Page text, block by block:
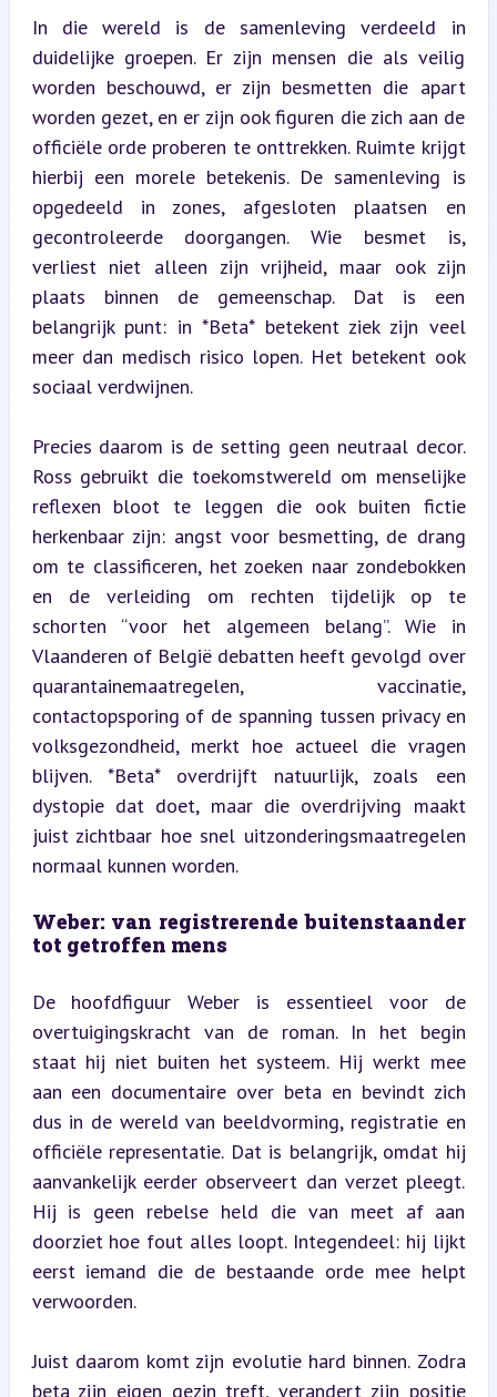
In die wereld is de samenleving verdeeld in
duidelijke groepen. Er zijn mensen die als veilig
worden beschouwd, er zijn besmetten die apart
worden gezet, en er zijn ook figuren die zich aan de
officiële orde proberen te onttrekken. Ruimte krijgt
hierbij een morele betekenis. De samenleving is
opgedeeld in zones, afgesloten plaatsen en
gecontroleerde doorgangen. Wie besmet is,
verliest niet alleen zijn vrijheid, maar ook zijn
plaats binnen de gemeenschap. Dat is een
belangrijk punt: in *Beta* betekent ziek zijn veel
meer dan medisch risico lopen. Het betekent ook
sociaal verdwijnen.
Precies daarom is de setting geen neutraal decor.
Ross gebruikt die toekomstwereld om menselijke
reflexen bloot te leggen die ook buiten fictie
herkenbaar zijn: angst voor besmetting, de drang
om te classificeren, het zoeken naar zondebokken
en de verleiding om rechten tijdelijk op te
schorten “voor het algemeen belang”. Wie in
Vlaanderen of België debatten heeft gevolgd over
quarantainemaatregelen, vaccinatie,
contactopsporing of de spanning tussen privacy en
volksgezondheid, merkt hoe actueel die vragen
blijven. *Beta* overdrijft natuurlijk, zoals een
dystopie dat doet, maar die overdrijving maakt
juist zichtbaar hoe snel uitzonderingsmaatregelen
normaal kunnen worden.
Weber: van registrerende buitenstaander
tot getroffen mens
De hoofdfiguur Weber is essentieel voor de
overtuigingskracht van de roman. In het begin
staat hij niet buiten het systeem. Hij werkt mee
aan een documentaire over beta en bevindt zich
dus in de wereld van beeldvorming, registratie en
officiële representatie. Dat is belangrijk, omdat hij
aanvankelijk eerder observeert dan verzet pleegt.
Hij is geen rebelse held die van meet af aan
doorziet hoe fout alles loopt. Integendeel: hij lijkt
eerst iemand die de bestaande orde mee helpt
verwoorden.
Juist daarom komt zijn evolutie hard binnen. Zodra
beta zijn eigen gezin treft, verandert zijn positie